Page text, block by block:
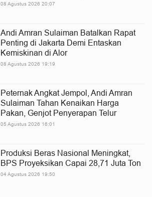
08 Agustus 2026 20:07
Andi Amran Sulaiman Batalkan Rapat
Penting di Jakarta Demi Entaskan
Kemiskinan di Alor
08 Agustus 2026 19:19
Peternak Angkat Jempol, Andi Amran
Sulaiman Tahan Kenaikan Harga
Pakan, Genjot Penyerapan Telur
05 Agustus 2026 16:01
Produksi Beras Nasional Meningkat,
BPS Proyeksikan Capai 28,71 Juta Ton
04 Agustus 2026 19:50